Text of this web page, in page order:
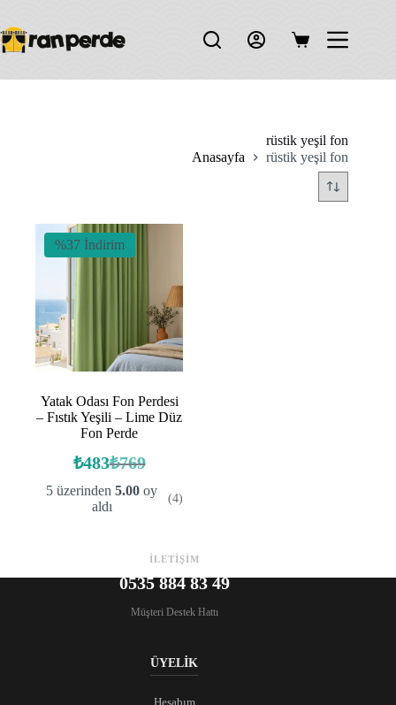
content
Shopping
rüstik yeşil fon
Anasayfa
rüstik yeşil fon
%37 İndirim
Yatak Odası Fon Perdesi
– Fıstık Yeşili – Lime Düz
Fon Perde
₺769
Orijinal
fiyat:
₺769.
₺483Şu
andaki
fiyat:
5 üzerinden5.00 oy
aldı
(4)
İLETİŞİM
0535 884 83 49
Müşteri Destek Hattı
ÜYELİK
Hesabım